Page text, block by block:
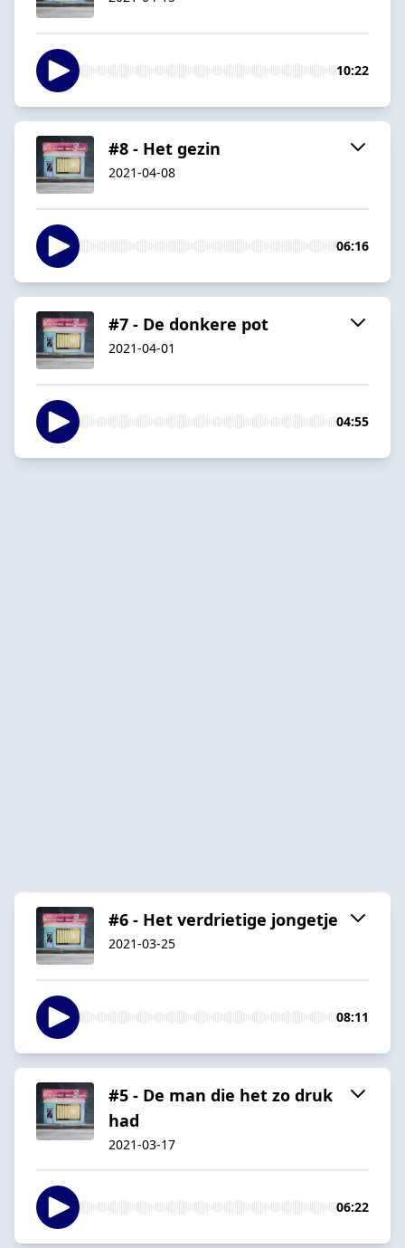
10:22
#8 - Het gezin
2021-04-08
06:16
#7 - De donkere pot
2021-04-01
04:55
#6 - Het verdrietige jongetje
2021-03-25
08:11
#5 - De man die het zo druk
had
2021-03-17
06:22